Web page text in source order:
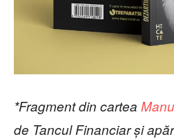
*Fragment din cartea
de Tancul Financiar și